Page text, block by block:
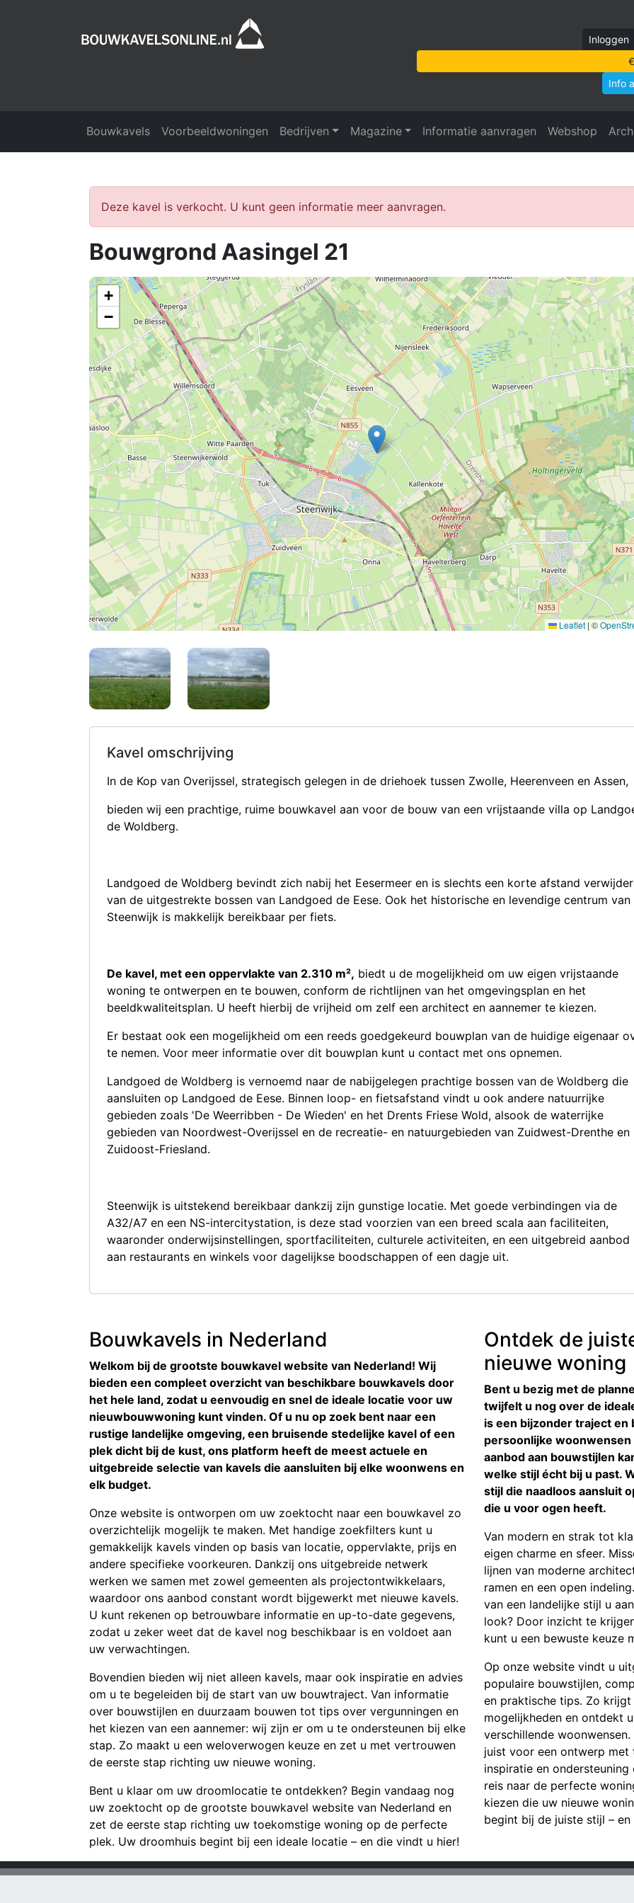
Inloggen
Info
Bouwkavels Voorbeeldwoningen Bedrijven Magazine Informatie aanvragen Webshop
Deze kavel is verkocht. U kunt geen informatie meer aanvragen.
Bouwgrond Aasingel 21
+
−
Leaflet | ©
Kavel omschrijving
In de Kop van Overijssel, strategisch gelegen in de driehoek tussen Zwolle, Heerenveen en Assen,
bieden wij een prachtige, ruime bouwkavel aan voor de bouw van een vrijstaande villa op
de Woldberg.
Landgoed de Woldberg bevindt zich nabij het Eesermeer en is slechts een korte afstand
van de uitgestrekte bossen van Landgoed de Eese. Ook het historische en levendige centrum van
Steenwijk is makkelijk bereikbaar per fiets.
De kavel, met een oppervlakte van 2.310 m², biedt u de mogelijkheid om uw eigen vrijstaande
woning te ontwerpen en te bouwen, conform de richtlijnen van het omgevingsplan en het
beeldkwaliteitsplan. U heeft hierbij de vrijheid om zelf een architect en aannemer te kiezen.
Er bestaat ook een mogelijkheid om een reeds goedgekeurd bouwplan van de huidige eigenaar
te nemen. Voor meer informatie over dit bouwplan kunt u contact met ons opnemen.
Landgoed de Woldberg is vernoemd naar de nabijgelegen prachtige bossen van de Woldberg die
aansluiten op Landgoed de Eese. Binnen loop- en fietsafstand vindt u ook andere natuurrijke
gebieden zoals 'De Weerribben - De Wieden' en het Drents Friese Wold, alsook de waterrijke
gebieden van Noordwest-Overijssel en de recreatie- en natuurgebieden van Zuidwest-Drenthe en
Zuidoost-Friesland.
Steenwijk is uitstekend bereikbaar dankzij zijn gunstige locatie. Met goede verbindingen via de
A32/A7 en een NS-intercitystation, is deze stad voorzien van een breed scala aan faciliteiten,
waaronder onderwijsinstellingen, sportfaciliteiten, culturele activiteiten, en een uitgebreid aanbod
aan restaurants en winkels voor dagelijkse boodschappen of een dagje uit.
Bouwkavels in Nederland
Welkom bij de grootste bouwkavel website van Nederland! Wij
bieden een compleet overzicht van beschikbare bouwkavels door
het hele land, zodat u eenvoudig en snel de ideale locatie voor uw
nieuwbouwwoning kunt vinden. Of u nu op zoek bent naar een
rustige landelijke omgeving, een bruisende stedelijke kavel of een
plek dicht bij de kust, ons platform heeft de meest actuele en
uitgebreide selectie van kavels die aansluiten bij elke woonwens en
elk budget.
Onze website is ontworpen om uw zoektocht naar een bouwkavel zo
overzichtelijk mogelijk te maken. Met handige zoekfilters kunt u
gemakkelijk kavels vinden op basis van locatie, oppervlakte, prijs en
andere specifieke voorkeuren. Dankzij ons uitgebreide netwerk
werken we samen met zowel gemeenten als projectontwikkelaars,
waardoor ons aanbod constant wordt bijgewerkt met nieuwe kavels.
U kunt rekenen op betrouwbare informatie en up-to-date gegevens,
zodat u zeker weet dat de kavel nog beschikbaar is en voldoet aan
uw verwachtingen.
Bovendien bieden wij niet alleen kavels, maar ook inspiratie en advies
om u te begeleiden bij de start van uw bouwtraject. Van informatie
over bouwstijlen en duurzaam bouwen tot tips over vergunningen en
het kiezen van een aannemer: wij zijn er om u te ondersteunen bij elke
stap. Zo maakt u een weloverwogen keuze en zet u met vertrouwen
de eerste stap richting uw nieuwe woning.
Bent u klaar om uw droomlocatie te ontdekken? Begin vandaag nog
uw zoektocht op de grootste bouwkavel website van Nederland en
zet de eerste stap richting uw toekomstige woning op de perfecte
plek. Uw droomhuis begint bij een ideale locatie – en die vindt u hier!
Ontdek de
nieuwe woning
Bent u bezig met de
twijfelt u nog over de
is een bijzonder traject en
persoonlijke
aanbod aan bouwstijlen
welke stijl écht bij u past.
stijl die naadloos aansluit
die u voor ogen heeft.
Van modern en strak tot
eigen charme en sfeer.
lijnen van moderne
ramen en een open
van een landelijke stijl u
look? Door inzicht te
kunt u een bewuste keuze
Op onze website vindt u
populaire bouwstijlen,
en praktische tips. Zo
mogelijkheden en ontdekt
verschillende
juist voor een ontwerp
inspiratie en
reis naar de perfecte
kiezen die uw nieuwe
begint bij de juiste stijl –